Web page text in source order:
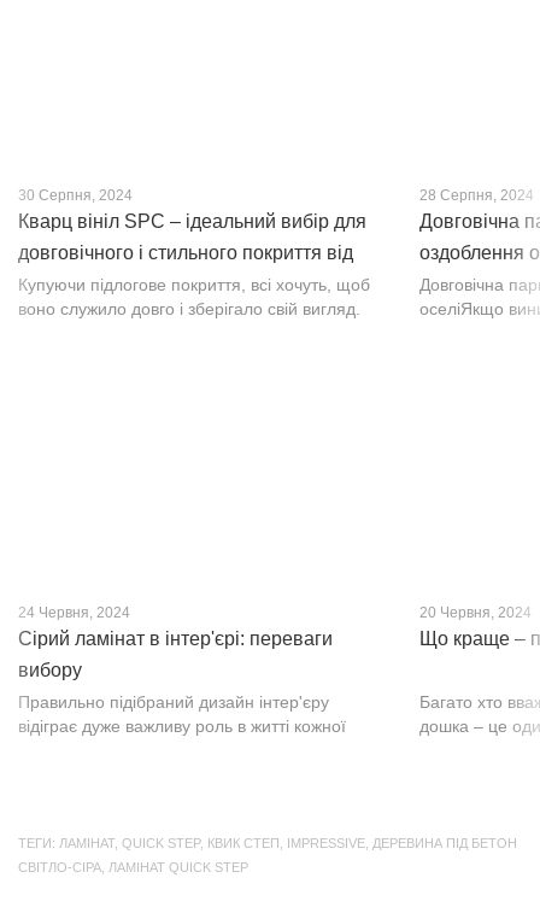
30 Серпня, 2024
Кварц вініл SPC – ідеальний вибір для
довговічного і стильного покриття від
PROFLOOR
Купуючи підлогове покриття, всі хочуть, щоб
воно служило довго і зберігало свій вигляд.
28 Серпня, 2024
Довговічна
оздоблення
Довговічна
оселіЯкщо
24 Червня, 2024
Сірий ламінат в інтер'єрі: переваги
вибору
Правильно підібраний дизайн інтер'єру
відіграє дуже важливу роль в житті кожної
20 Червня, 2024
Що краще –
Багато хто
дошка – це
ТЕГИ: ЛАМІНАТ, QUICK STEP, КВИК СТЕП IMPRESSIVE ДЕРЕВИНА ПІД БЕТОН
СВІТЛО-СІРА ЛАМІНАТ QUICK STEP